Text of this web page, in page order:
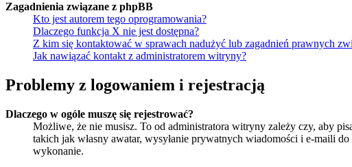
Zagadnienia związane z phpBB
Kto jest autorem tego oprogramowania?
Dlaczego funkcja X nie jest dostępna?
Z kim się kontaktować w sprawach nadużyć lub zagadnień prawnych
Jak nawiązać kontakt z administratorem witryny?
Problemy z logowaniem i rejestracją
Dlaczego w ogóle muszę się rejestrować?
Możliwe, że nie musisz. To od administratora witryny zależy czy, aby
takich jak własny awatar, wysyłanie prywatnych wiadomości i e-maili
wykonanie.